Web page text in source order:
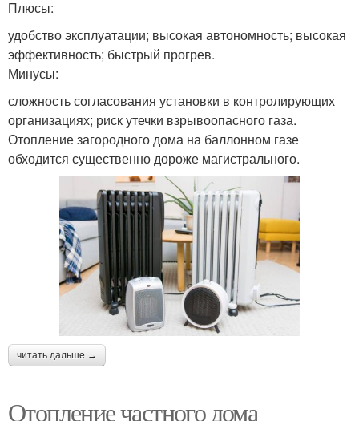
Плюсы:
удобство эксплуатации; высокая автономность; высокая
эффективность; быстрый прогрев.
Минусы:
сложность согласования установки в контролирующих
организациях; риск утечки взрывоопасного газа.
Отопление загородного дома на баллонном газе
обходится существенно дороже магистрального.
читать дальше →
Отопление частного дома